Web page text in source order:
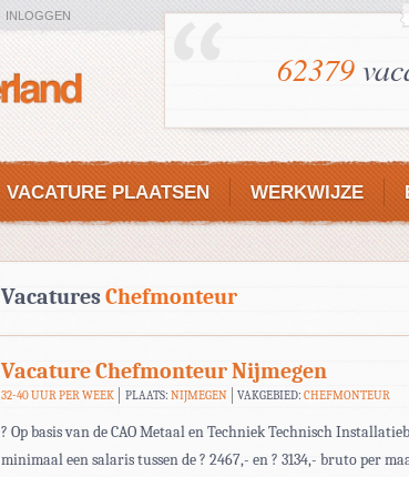
INLOGGEN
62379
VACATURE PLAATSEN WERKWIJZE
VacaturesChefmonteur
Vacature Chefmonteur Nijmegen
32-40 UUR PER WEEK PLAATS: NIJMEGEN VAKGEBIED:CHEFMONTEUR
? Op basis van de CAO Metaal en Techniek Technisch
minimaal een salaris tussen de ? 2467,- en ? 3134,- bruto per